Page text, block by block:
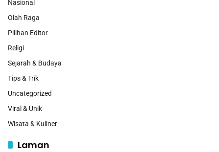
Nasional
Olah Raga
Pilihan Editor
Religi
Sejarah & Budaya
Tips & Trik
Uncategorized
Viral & Unik
Wisata & Kuliner
Laman